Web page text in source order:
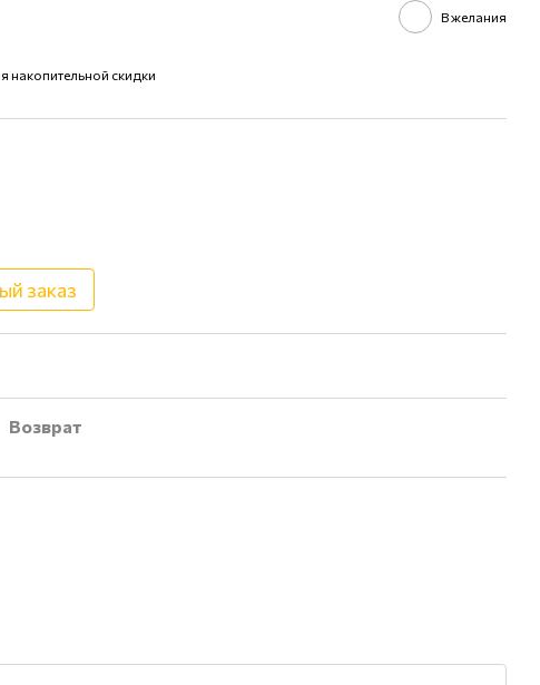
В желания
накопительной скидки
заказ
Возврат